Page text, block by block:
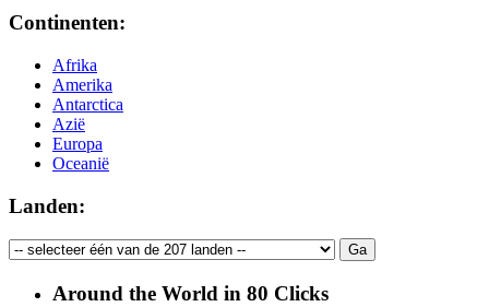
Continenten:
Afrika
Amerika
Antarctica
Azië
Europa
Oceanië
Landen:
Around the World in 80 Clicks